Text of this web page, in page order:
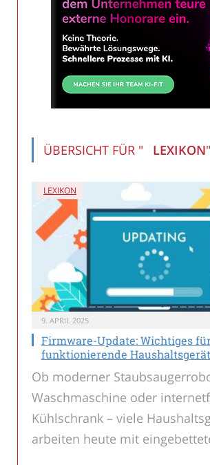
ÜBERSICHT FÜR " LEXIKON"
LEXIKON
9. APRIL 2025
Firmware-Update: Wichtiges
funktionierende
Ob moderner
Waschmaschine oder
Kühlschrank – viele
arbeiten heute mit